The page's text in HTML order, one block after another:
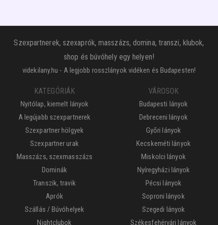
Szexpartnerek, szexaprók, masszázs, domina, transzi, klubok,
shop és búvóhely egy helyen!
videkilany.hu - A legjobb rosszlányok vidéken és Budapesten!
KATEGÓRIÁK
Nyitólap, kiemelt lányok
A legújabb szexpartnerek
Szexpartner hölgyek
Szexpartner urak
Masszázs, szexmasszázs
Dominák
Transzik, travik
Aprók
Szállás / Búvóhelyek
Nightclubok
VÁROSOK
Budapesti lányok
Debreceni lányok
Győri lányok
Kecskeméti lányok
Miskolci lányok
Nyíregyházi lányok
Pécsi lányok
Soproni lányok
Szegedi lányok
Székesfehérvári lányok